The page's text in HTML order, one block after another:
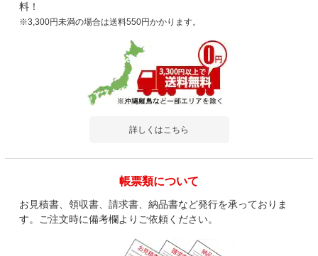
料！
※3,300円未満の場合は送料550円かかります。
詳しくはこちら
帳票類について
お見積書、領収書、請求書、納品書など発行を承っておりま
す。ご注文時に備考欄よりご依頼ください。